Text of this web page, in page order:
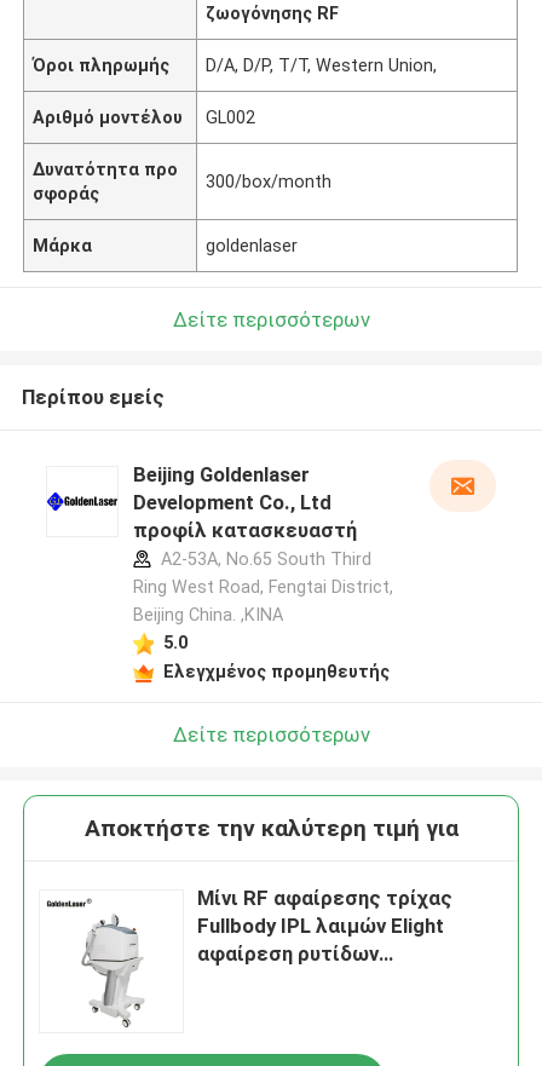
ζωογόνησης RF
Όροι πληρωμής D/A, D/P, T/T, Western Union,
Αριθμό μοντέλου GL002
Δυνατότητα προ
σφοράς
300/box/month
Μάρκα goldenlaser
Δείτε περισσότερων
Περίπου εμείς
Beijing Goldenlaser
Development Co., Ltd
προφίλ κατασκευαστή
A2-53A, No.65 South Third
Ring West Road, Fengtai District,
Beijing China. ,ΚΙΝΑ
5.0
Ελεγχμένος προμηθευτής
Δείτε περισσότερων
Αποκτήστε την καλύτερη τιμή για
Μίνι RF αφαίρεσης τρίχας
Fullbody IPL λαιμών Elight
αφαίρεση ρυτίδων